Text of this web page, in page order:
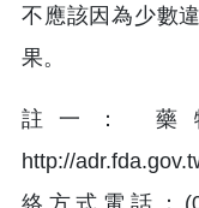
不應該因為少數
果。
註一： 藥
http://